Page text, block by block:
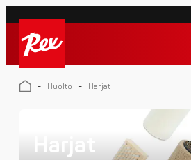
Skip
content
Rex
Rex
- Huolto - Harjat
Harjat